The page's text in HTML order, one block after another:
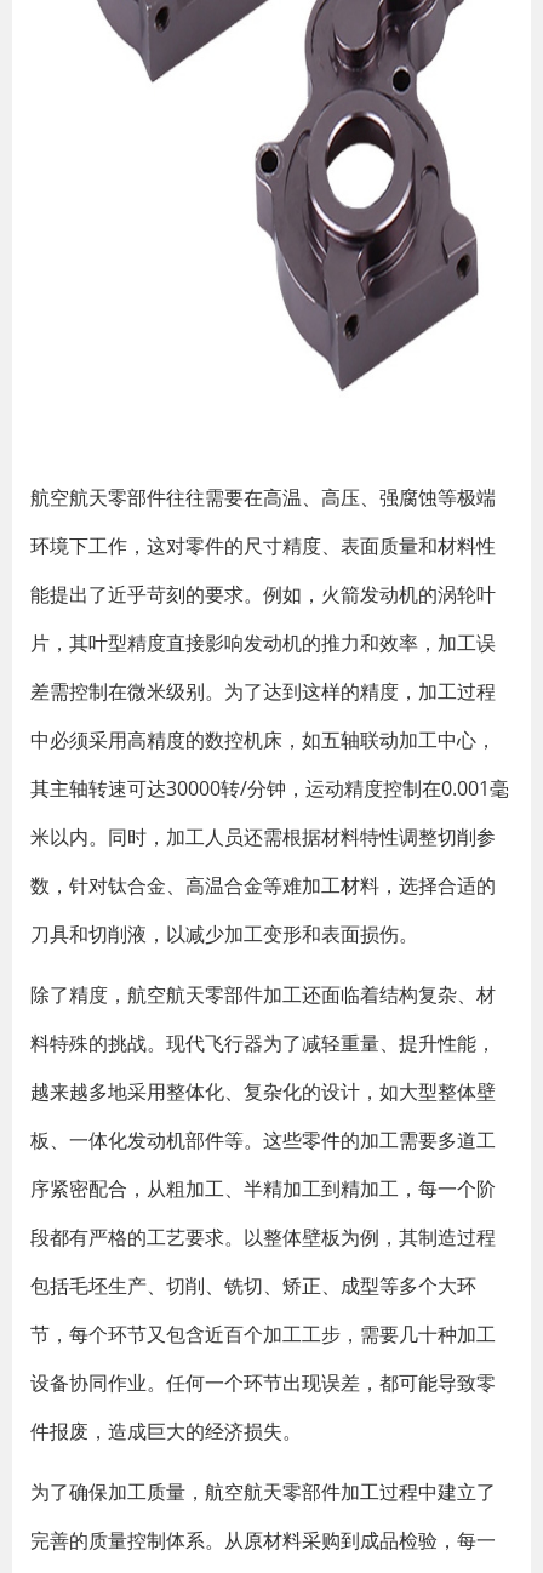
航空航天零部件往往需要在高温、高压、强腐蚀等极端
环境下工作，这对零件的尺寸精度、表面质量和材料性
能提出了近乎苛刻的要求。例如，火箭发动机的涡轮叶
片，其叶型精度直接影响发动机的推力和效率，加工误
差需控制在微米级别。为了达到这样的精度，加工过程
中必须采用高精度的数控机床，如五轴联动加工中心，
其主轴转速可达30000转/分钟，运动精度控制在0.001毫
米以内。同时，加工人员还需根据材料特性调整切削参
数，针对钛合金、高温合金等难加工材料，选择合适的
刀具和切削液，以减少加工变形和表面损伤。
除了精度，航空航天零部件加工还面临着结构复杂、材
料特殊的挑战。现代飞行器为了减轻重量、提升性能，
越来越多地采用整体化、复杂化的设计，如大型整体壁
板、一体化发动机部件等。这些零件的加工需要多道工
序紧密配合，从粗加工、半精加工到精加工，每一个阶
段都有严格的工艺要求。以整体壁板为例，其制造过程
包括毛坯生产、切削、铣切、矫正、成型等多个大环
节，每个环节又包含近百个加工工步，需要几十种加工
设备协同作业。任何一个环节出现误差，都可能导致零
件报废，造成巨大的经济损失。
为了确保加工质量，航空航天零部件加工过程中建立了
完善的质量控制体系。从原材料采购到成品检验，每一